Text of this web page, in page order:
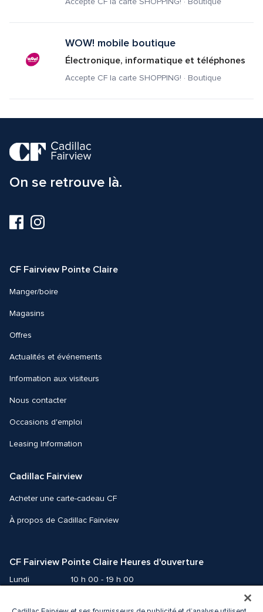
Accepte CF la carte SHOPPING! · Boutique
WOW! mobile boutique
Électronique, informatique et téléphones
Accepte CF la carte SHOPPING! · Boutique
On se retrouve là.
Visitez-
nous
Visitez-
nous
CF Fairview Pointe Claire
Manger/boire
Magasins
Offres
Actualités et événements
Information aux visiteurs
Nous contacter
Occasions d'emploi
Leasing Information
Cadillac Fairview
Acheter une carte-cadeau CF
À propos de Cadillac Fairview
CF Fairview Pointe Claire Heures d'ouverture
Lundi
10 h 00 - 19 h 00
Mercredi
10 h 00 - 19 h 00